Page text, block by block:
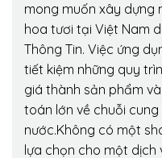
mong muốn xây dựng
hoa tươi tại Việt Nam
Thông Tin. Việc ứng
tiết kiệm những quy
giá thành sản phẩm
toán lớn về chuỗi
nước.Không có một
lựa chọn cho một dịch